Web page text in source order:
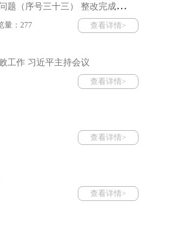
第
二师三十七团关于第一轮兵团生态环境 保护督察反馈问题（序号三十三） 整改完成情况的公示
量：277 查看详情>
工作 习近平主持会议
查看详情>
查看详情>
查看详情>